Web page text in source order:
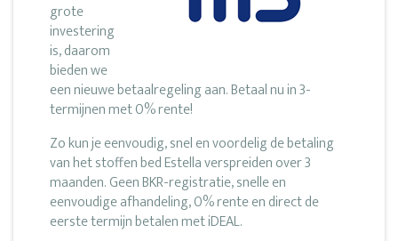
grote
investering
is, daarom
bieden we
een nieuwe betaalregeling aan. Betaal nu in 3-
termijnen met 0% rente!
Zo kun je eenvoudig, snel en voordelig de betaling
van het stoffen bed Estella verspreiden over 3
maanden. Geen BKR-registratie, snelle en
eenvoudige afhandeling, 0% rente en direct de
eerste termijn betalen met iDEAL.